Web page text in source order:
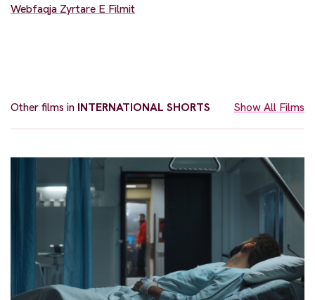
Webfaqja Zyrtare E Filmit
Other films in INTERNATIONAL SHORTS Show All Films